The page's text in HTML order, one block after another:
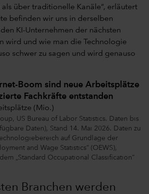
über traditionelle Kanäle“, erläutert
befinden wir uns in derselben
KI-Unternehmen der nächsten
wird und wie man die Technologie
schwer zu sagen und wird genauso
Boom sind neue Arbeitsplätze
Fachkräfte entstanden
(Mio.)
US Bureau of Labor Statistics. Daten bis
Daten), Stand 14. Mai 2026. Daten zu
auf Grundlage der
and Wage Statistics“ (OEWS),
„Standard Occupational Classification“
Branchen werden